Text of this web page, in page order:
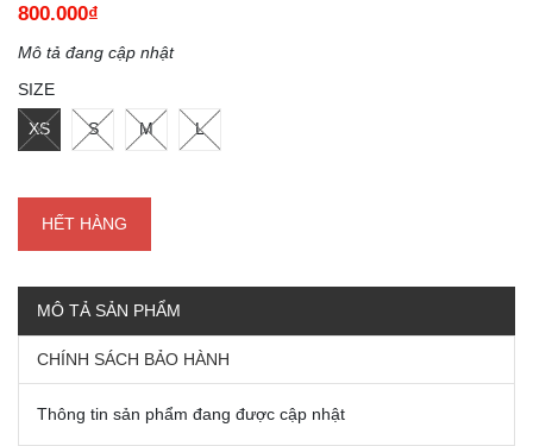
800.000₫
Mô tả đang cập nhật
SIZE
XS S M L
HẾT HÀNG
MÔ TẢ SẢN PHẨM
CHÍNH SÁCH BẢO HÀNH
Thông tin sản phẩm đang được cập nhật